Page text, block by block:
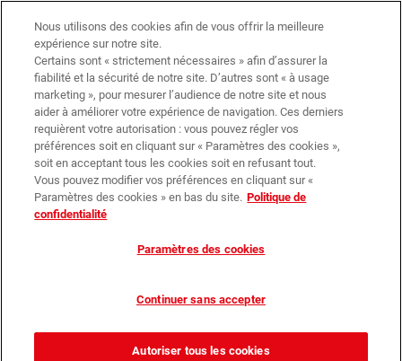
0
Formulaire de Contact
Nous contacter
Nous utilisons des cookies afin de vous offrir la meilleure
expérience sur notre site.
Certains sont « strictement nécessaires » afin d’assurer la
fiabilité et la sécurité de notre site. D’autres sont « à usage
marketing », pour mesurer l’audience de notre site et nous
aider à améliorer votre expérience de navigation. Ces derniers
requièrent votre autorisation : vous pouvez régler vos
préférences soit en cliquant sur « Paramètres des cookies »,
soit en acceptant tous les cookies soit en refusant tout.
Vous pouvez modifier vos préférences en cliquant sur «
Paramètres des cookies » en bas du site. Politique de
confidentialité
Paramètres des cookies
Continuer sans accepter
Autoriser tous les cookies